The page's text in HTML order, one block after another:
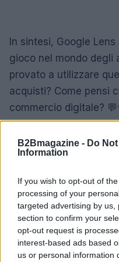
B2Bmagazine - Do
Information
If you wish to opt-out of
processing of your
targeted advertising by
section to confirm your
opt-out request is
interest-based ads based
us or personal information
In sintesi, Google
gioco nel mondo degli
provato a utilizzare
acquisti? Come pensi
commercio digitale?
AUTORE